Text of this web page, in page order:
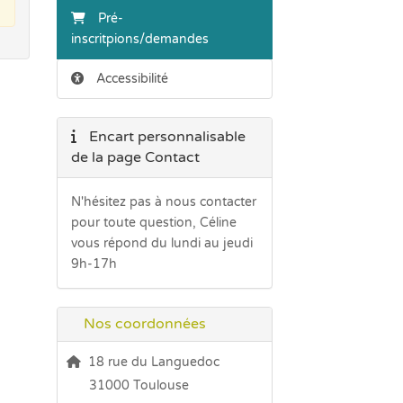
Pré-
inscritpions/demandes
Accessibilité
Encart personnalisable
de la page Contact
N'hésitez pas à nous contacter
pour toute question, Céline
vous répond du lundi au jeudi
9h-17h
Nos coordonnées
18 rue du Languedoc
31000 Toulouse